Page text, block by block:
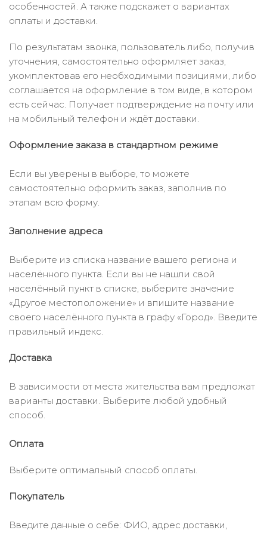
особенностей. А также подскажет о вариантах
оплаты и доставки.
По результатам звонка, пользователь либо, получив
уточнения, самостоятельно оформляет заказ,
укомплектовав его необходимыми позициями, либо
соглашается на оформление в том виде, в котором
есть сейчас. Получает подтверждение на почту или
на мобильный телефон и ждёт доставки.
Оформление заказа в стандартном режиме
Если вы уверены в выборе, то можете
самостоятельно оформить заказ, заполнив по
этапам всю форму.
Заполнение адреса
Выберите из списка название вашего региона и
населённого пункта. Если вы не нашли свой
населённый пункт в списке, выберите значение
«Другое местоположение» и впишите название
своего населённого пункта в графу «Город». Введите
правильный индекс.
Доставка
В зависимости от места жительства вам предложат
варианты доставки. Выберите любой удобный
способ.
Оплата
Выберите оптимальный способ оплаты.
Покупатель
Введите данные о себе: ФИО, адрес доставки,